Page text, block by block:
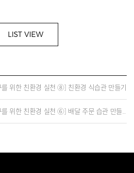
LIST VIEW
를 위한 친환경 실천 ⑧] 친환경 식습관 만들기
위한 친환경 실천 ⑥] 배달 주문 습관 만들기